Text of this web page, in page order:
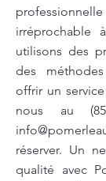
irréprochable
utilisons des
des
offrir un
nous au
réserver. Un
qualité avec